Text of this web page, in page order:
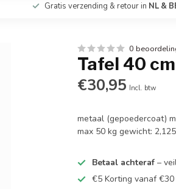
Gratis verzending & retour in NL &
0
Tafel 40
€30,95 Incl. btw
metaal (gepoedercoat)
max 50 kg gewicht:
Betaal achteraf –
€5 Korting vanaf